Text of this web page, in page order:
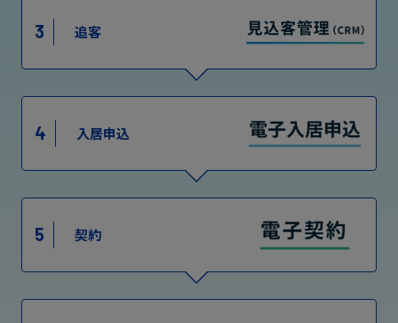
3 追客
4 入居申込
5 契約